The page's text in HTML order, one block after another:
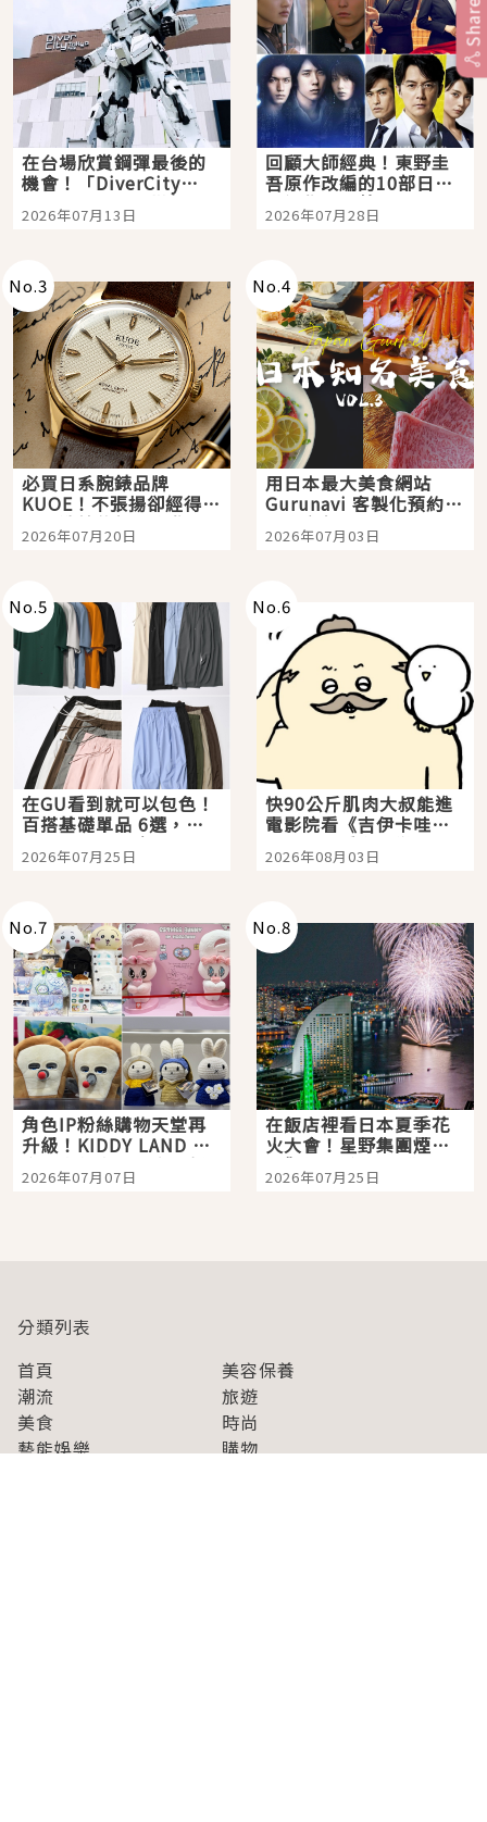
在台場欣賞鋼彈最後的
機會！「DiverCity
Tokyo Plaza」搭船、
購物、美食及夜景，一
2026年07月13日
回顧大師經典！東野圭
吾原作改編的10部日本
影視作品推薦
2026年07月28日
No.3
必買日系腕錶品牌
KUOE！不張揚卻經得起
時間洗鍊的經典之作五
選
2026年07月20日
No.4
用日本最大美食網站
Gurunavi 客製化預約九
大都市餐廳，打造專屬
美食體驗！
2026年07月03日
No.5
在GU看到就可以包色！
百搭基礎單品 6選，閉
眼全收也不心疼
2026年07月25日
No.6
快90公斤肌肉大叔能進
電影院看《吉伊卡哇》
嗎？日本重金屬樂團
「打首」會長與nagano
2026年08月03日
No.7
角色IP粉絲購物天堂再
升級！KIDDY LAND 原
宿店吉伊卡哇迎客，新
開幕 OMOKADO 店3分
2026年07月07日
No.8
在飯店裡看日本夏季花
火大會！星野集團煙火
景觀飯店6選，讓你不用
人擠人悠閒欣賞
2026年07月25日
Share
分類列表
首頁
美容保養
潮流
旅遊
美食
時尚
藝能娛樂
購物